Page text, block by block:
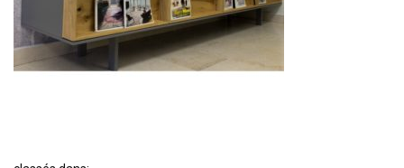
BIBLIOTHÈQUE
TABLE BASSE